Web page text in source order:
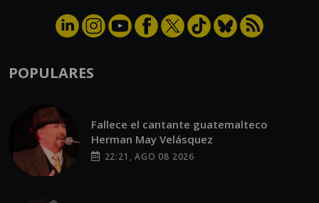
POPULARES
Fallece el cantante guatemalteco
Herman May Velásquez
22:21, AGO 08 2026